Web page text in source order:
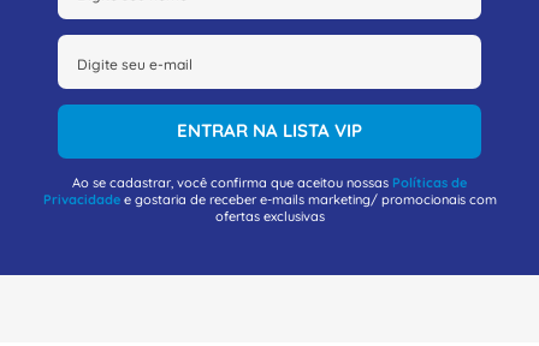
ENTRAR NA LISTA VIP
Ao se cadastrar, você confirma que aceitou nossas Políticas de
Privacidadee gostaria de receber e-mails marketing/ promocionais com
ofertas exclusivas